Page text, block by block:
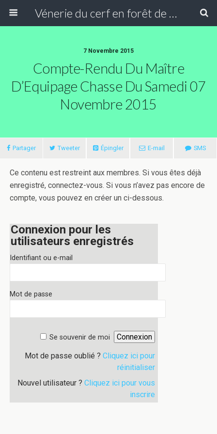
Vénerie du cerf en forêt de Compiègne
7 Novembre 2015
Compte-Rendu Du Maître
D’Equipage Chasse Du Samedi 07
Novembre 2015
Partager Tweeter Épingler E-mail SMS
Ce contenu est restreint aux membres. Si vous êtes déjà
enregistré, connectez-vous. Si vous n’avez pas encore de
compte, vous pouvez en créer un ci-dessous.
Connexion pour les
utilisateurs enregistrés
Identifiant ou e-mail
Mot de passe
Se souvenir de moi
Mot de passe oublié ? Cliquez ici pour
réinitialiser
Nouvel utilisateur ? Cliquez ici pour vous
inscrire